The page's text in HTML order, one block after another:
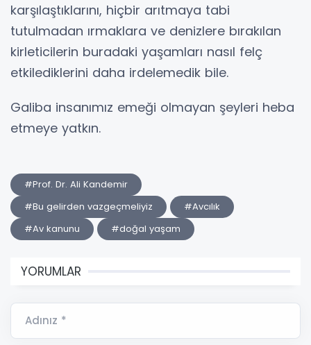
karşılaştıklarını, hiçbir arıtmaya tabi
tutulmadan ırmaklara ve denizlere bırakılan
kirleticilerin buradaki yaşamları nasıl felç
etkilediklerini daha irdelemedik bile.
Galiba insanımız emeği olmayan şeyleri heba
etmeye yatkın.
#Prof. Dr. Ali Kandemir
#Bu gelirden vazgeçmeliyiz
#Avcılık
#Av kanunu
#doğal yaşam
YORUMLAR
Adınız *